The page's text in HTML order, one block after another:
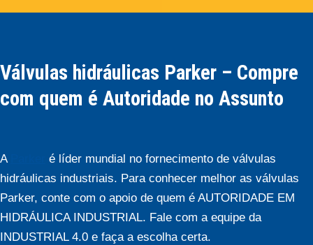
Válvulas hidráulicas Parker – Compre
com quem é Autoridade no Assunto
A
é líder mundial no fornecimento de válvulas
hidráulicas industriais. Para conhecer melhor as válvulas
Parker, conte com o apoio de quem é AUTORIDADE EM
HIDRÁULICA INDUSTRIAL. Fale com a equipe da
INDUSTRIAL 4.0 e faça a escolha certa.